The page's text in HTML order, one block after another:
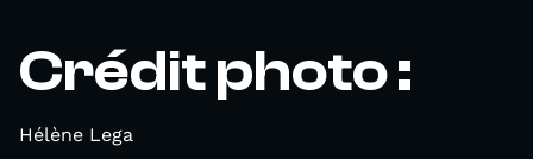
Crédit photo :
Hélène Lega